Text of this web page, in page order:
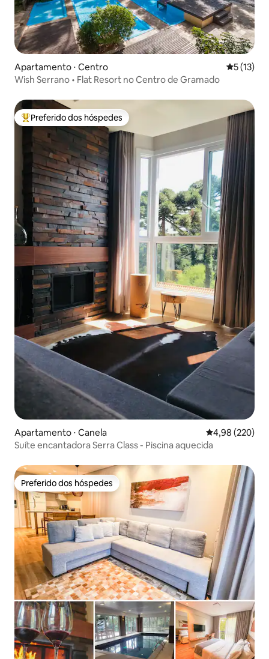
Apartamento ⋅ Centro 5 de uma
5 (13)
Wish Serrano • Flat Resort no Centro de Gramado
Entre os melhores preferidos dos hóspedes
Preferido dos hóspedes
Apartamento ⋅ Canela 4,98 de uma
4,98 (220)
Suíte encantadora Serra Class - Piscina aquecida
Preferido dos hóspedes
Preferido dos hóspedes